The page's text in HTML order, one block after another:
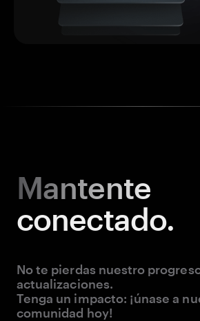
Mantente
conectado.
No te pierdas nuestro
actualizaciones.
Tenga un impacto: ¡únase a
comunidad hoy!